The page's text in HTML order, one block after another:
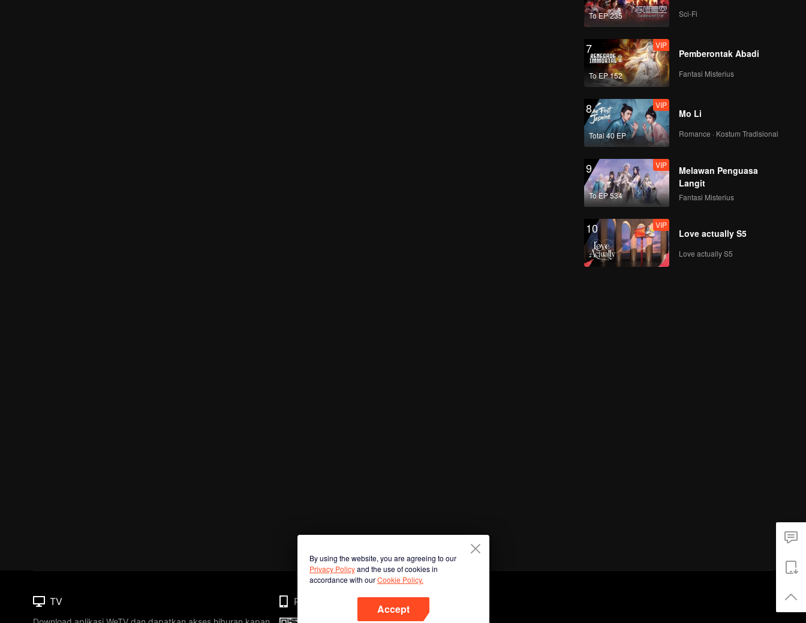
To EP 235 Sci-Fi
7
To EP 152
VIP
Pemberontak Abadi
Fantasi Misterius
8
Total 40 EP
VIP
Mo Li
Romance · Kostum Tradisional
9
To EP 534
VIP
Melawan Penguasa
Langit
Fantasi Misterius
10 VIP
Love actually S5
Love actually S5
By using the website, you are agreeing to our
Privacy Policyand the use of cookies in
accordance with ourCookie Policy.
Accept
TV Phone